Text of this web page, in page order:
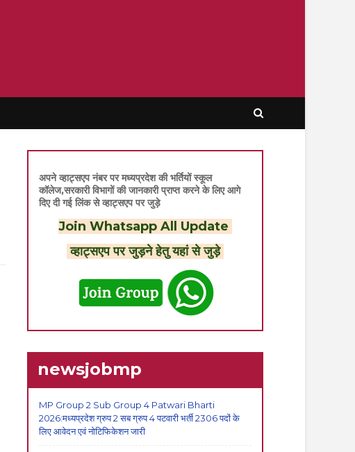
अपने व्हाट्सएप नंबर पर मध्यप्रदेश की भर्तियों स्कूल
कॉलेज,सरकारी विभागों की जानकारी प्राप्त करने के लिए आगे
दिए दी गई लिंक से व्हाट्सएप पर जुड़े
Join Whatsapp All Update
व्हाट्सएप पर जुड़ने हेतु यहां से जुड़े
newsjobmp
MP Group 2 Sub Group 4 Patwari Bharti
2026:मध्यप्रदेश ग्रुप 2 सब ग्रुप 4 पटवारी भर्ती 2306 पदों के
लिए आवेदन एवं नोटिफिकेशन जारी